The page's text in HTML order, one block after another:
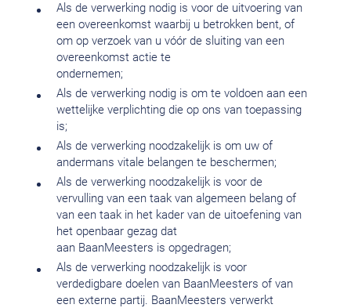
Als de verwerking nodig is voor de uitvoering van
een overeenkomst waarbij u betrokken bent, of
om op verzoek van u vóór de sluiting van een
overeenkomst actie te
ondernemen;
Als de verwerking nodig is om te voldoen aan een
wettelijke verplichting die op ons van toepassing
is;
Als de verwerking noodzakelijk is om uw of
andermans vitale belangen te beschermen;
Als de verwerking noodzakelijk is voor de
vervulling van een taak van algemeen belang of
van een taak in het kader van de uitoefening van
het openbaar gezag dat
aan BaanMeesters is opgedragen;
Als de verwerking noodzakelijk is voor
verdedigbare doelen van BaanMeesters of van
een externe partij. BaanMeesters verwerkt